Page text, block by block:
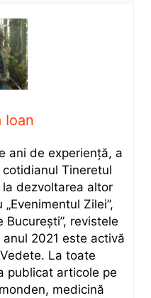
Ioan
ani de experiență, a
Tineretul
dezvoltarea altor
Zilei”,
București”, revistele
anul 2021 este activă
La toate
publicat articole pe
medicină